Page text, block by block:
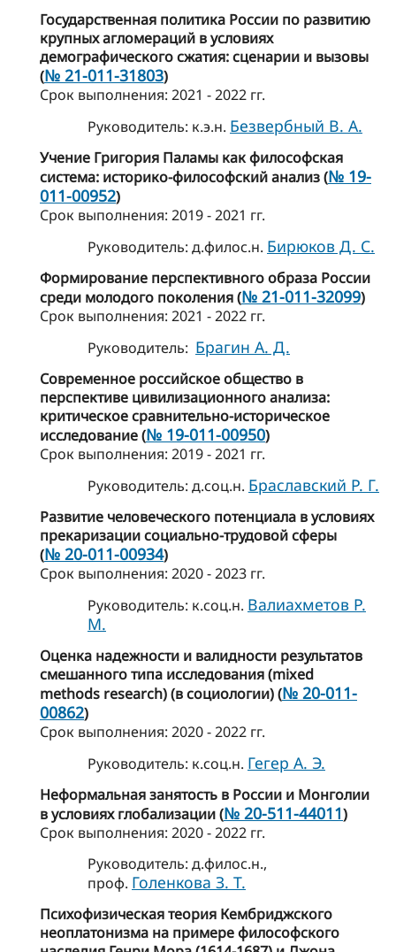
Государственная политика России по развитию
крупных агломераций в условиях
демографического сжатия: сценарии и вызовы
(№ 21-011-31803)
Cрок выполнения: 2021 - 2022 гг.
Руководитель: к.э.н. Безвербный В. А.
Учение Григория Паламы как философская
система: историко-философский анализ (№ 19-
011-00952)
Cрок выполнения: 2019 - 2021 гг.
Руководитель: д.филос.н. Бирюков Д. С.
Формирование перспективного образа России
среди молодого поколения (№ 21-011-32099)
Cрок выполнения: 2021 - 2022 гг.
Руководитель: Брагин А. Д.
Современное российское общество в
перспективе цивилизационного анализа:
критическое сравнительно-историческое
исследование (№ 19-011-00950)
Cрок выполнения: 2019 - 2021 гг.
Руководитель: д.соц.н. Браславский Р. Г.
Развитие человеческого потенциала в условиях
прекаризации социально-трудовой сферы
(№ 20-011-00934)
Cрок выполнения: 2020 - 2023 гг.
Руководитель: к.соц.н. Валиахметов Р.
М.
Оценка надежности и валидности результатов
смешанного типа исследования (mixed
methods research) (в социологии) (№ 20-011-
00862)
Cрок выполнения: 2020 - 2022 гг.
Руководитель: к.соц.н. Гегер А. Э.
Неформальная занятость в России и Монголии
в условиях глобализации (№ 20-511-44011)
Cрок выполнения: 2020 - 2022 гг.
Руководитель: д.филос.н.,
проф. Голенкова З. Т.
Психофизическая теория Кембриджского
неоплатонизма на примере философского